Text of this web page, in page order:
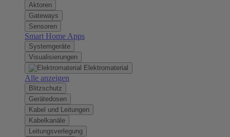
Aktoren
Gateways
Sensoren
Smart Home Apps
Systemgeräte
Visualisierungen
Elektromaterial
Alle anzeigen
Blitzschutz
Gerätedosen
Kabel und Leitungen
Kabelkanäle
Leitungsverlegung